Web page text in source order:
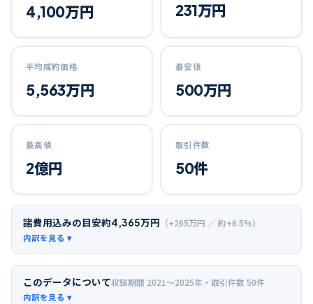
4,100万円 231万円
平均成約価格
5,563万円
最安値
500万円
最高値
2億円
取引件数
50件
諸費用込みの目安約4,365万円 （+265万円 ／ 約+6.5%）
このデータについて収録期間 2021〜2025年 ・取引件数 50件